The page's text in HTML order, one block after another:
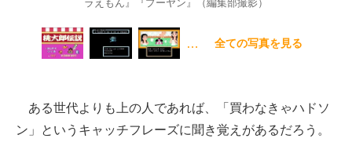
ラえもん』『プーヤン』（編集部撮影）
… 全ての写真を見る
ある世代よりも上の人であれば、「買わなきゃハドソ
ン」というキャッチフレーズに聞き覚えがあるだろう。